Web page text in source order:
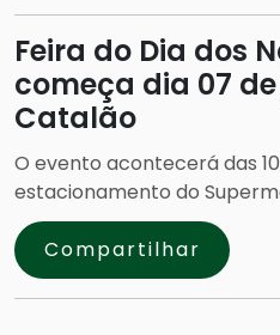
Feira do Dia dos
começa dia 07
Catalão
O evento acontecerá das
estacionamento do
Compartilhar